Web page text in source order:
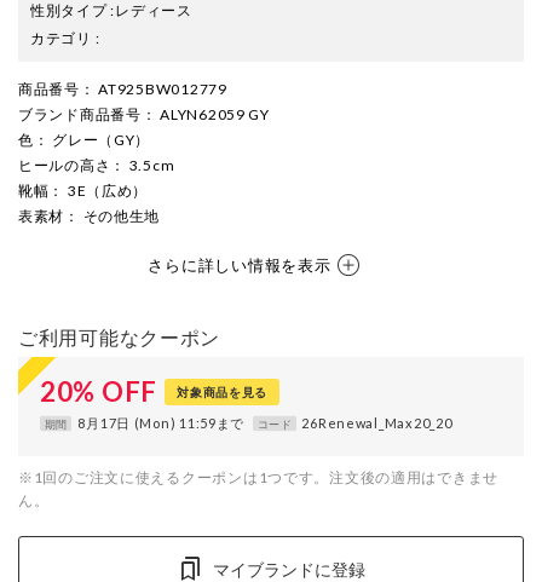
性別タイプ:レディース
カテゴリ :
商品番号 ： AT925BW012779
ブランド商品番号 ： ALYN62059 GY
色 ： グレー（GY）
ヒールの高さ ： 3.5cm
靴幅 ： 3E（広め）
表素材 ： その他生地
さらに詳しい情報を表示
ご利用可能なクーポン
20% OFF 対象商品を見る
期間 8月17日 (Mon) 11:59まで コード 26Renewal_Max20_20
※1回のご注文に使えるクーポンは1つです。注文後の適用はできませ
ん。
マイブランドに登録